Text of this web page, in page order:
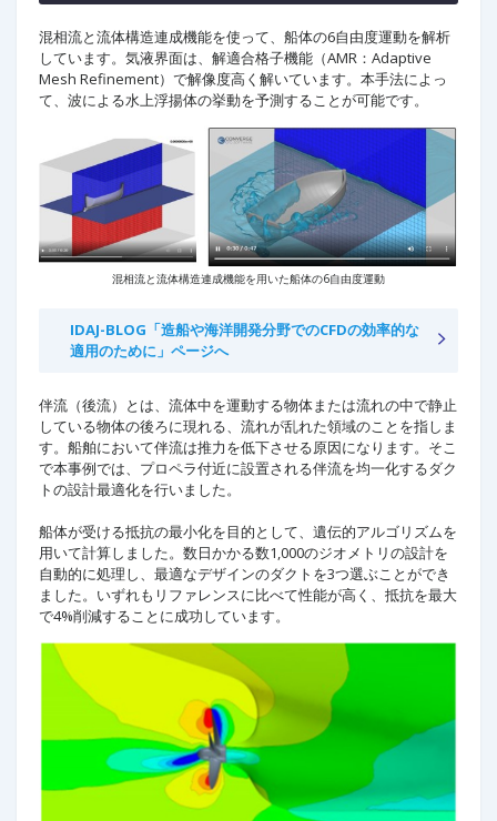
混相流と流体構造連成機能を使って、船体の6自由度運動を解析
しています。気液界面は、解適合格子機能（AMR：Adaptive
Mesh Refinement）で解像度高く解いています。本手法によっ
て、波による水上浮揚体の挙動を予測することが可能です。
混相流と流体構造連成機能を用いた船体の6自由度運動
IDAJ-BLOG「造船や海洋開発分野でのCFDの効率的な
適用のために」ページへ
伴流（後流）とは、流体中を運動する物体または流れの中で静止
している物体の後ろに現れる、流れが乱れた領域のことを指しま
す。船舶において伴流は推力を低下させる原因になります。そこ
で本事例では、プロペラ付近に設置される伴流を均一化するダク
トの設計最適化を行いました。
船体が受ける抵抗の最小化を目的として、遺伝的アルゴリズムを
用いて計算しました。数日かかる数1,000のジオメトリの設計を
自動的に処理し、最適なデザインのダクトを3つ選ぶことができ
ました。いずれもリファレンスに比べて性能が高く、抵抗を最大
で4%削減することに成功しています。